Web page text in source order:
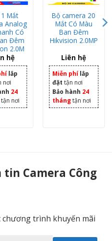
Mắt
Analog
Có
Đêm
2.0M
hệ
lắp
nơi
24
tận nơi
Bộ camera 20
Mắt Có Màu
Ban Đêm
Hikvision 2.0MP
Liên hệ
Miễn phí lắp
đặt tận nơi
Bảo hành 24
thángtận nơi
Camera Công
chương trình khuyến mãi